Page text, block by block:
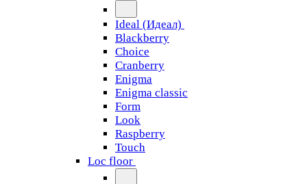
Ideal (Идеал)
Blackberry
Choice
Cranberry
Enigma
Enigma classic
Form
Look
Raspberry
Touch
Loc floor